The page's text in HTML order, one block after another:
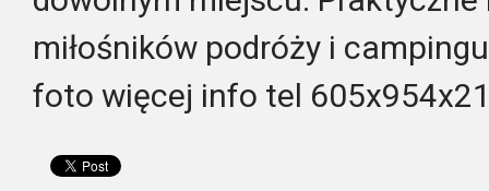
miłośników podróży i
foto więcej info tel